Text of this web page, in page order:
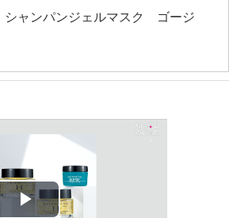
ナ合成ヒト遺伝子組換ポリペプ
チド−４０（ニコチアナベンタミ
換ポリペプチド−１５ヘキサペプ
ン、水）、ガラクチノール アド
ノシトール、グリセリン、リン
ティガードＣＬＲ（加水分解紅
スクロース、乳酸Ｋ、乳酸、
美容成分がお肌を引き締め、肌
い、ハリ、ツヤを与えます。
スク ゴージャスＨ（美容液ジ
イズ】
シャンパンジェルマスク ゴージ
ラ
ッチピールウォッシュ ３０ｇ